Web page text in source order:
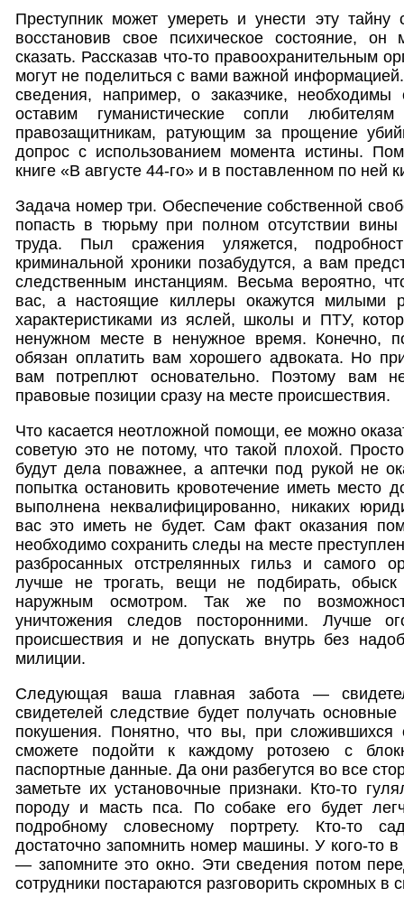
Преступник может умереть и унести эту
восстановив свое психическое состояние,
сказать. Рассказав что-то правоохранительным
могут не поделиться с вами важной
сведения, например, о заказчике, необходимы
оставим гуманистические сопли
правозащитникам, ратующим за прощение
допрос с использованием момента истины.
книге «В августе 44-го» и в поставленном по ней
Задача номер три. Обеспечение собственной
попасть в тюрьму при полном отсутствии вины
труда. Пыл сражения уляжется,
криминальной хроники позабудутся, а вам
следственным инстанциям. Весьма вероятно,
вас, а настоящие киллеры окажутся милыми
характеристиками из яслей, школы и ПТУ,
ненужном месте в ненужное время. Конечно,
обязан оплатить вам хорошего адвоката. Но
вам потреплют основательно. Поэтому вам
правовые позиции сразу на месте происшествия.
Что касается неотложной помощи, ее можно
советую это не потому, что такой плохой.
будут дела поважнее, а аптечки под рукой не
попытка остановить кровотечение иметь место
выполнена неквалифицированно, никаких
вас это иметь не будет. Сам факт оказания
необходимо сохранить следы на месте
разбросанных отстрелянных гильз и самого
лучше не трогать, вещи не подбирать, обыск
наружным осмотром. Так же по
уничтожения следов посторонними. Лучше
происшествия и не допускать внутрь без
милиции.
Следующая ваша главная забота —
свидетелей следствие будет получать
покушения. Понятно, что вы, при сложившихся
сможете подойти к каждому ротозею с
паспортные данные. Да они разбегутся во все
заметьте их установочные признаки. Кто-то
породу и масть пса. По собаке его будет
подробному словесному портрету. Кто-то
достаточно запомнить номер машины. У кого-то в
— запомните это окно. Эти сведения потом
сотрудники постараются разговорить скромных в